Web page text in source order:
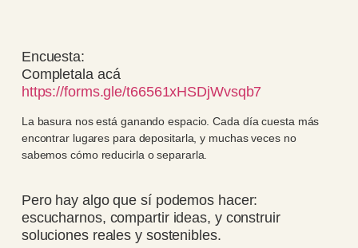
Encuesta:
Completala acá
https://forms.gle/t66561xHSDjWvsqb7
La basura nos está ganando espacio. Cada día cuesta más
encontrar lugares para depositarla, y muchas veces no
sabemos cómo reducirla o separarla.
Pero hay algo que sí podemos hacer:
escucharnos, compartir ideas, y construir
soluciones reales y sostenibles.